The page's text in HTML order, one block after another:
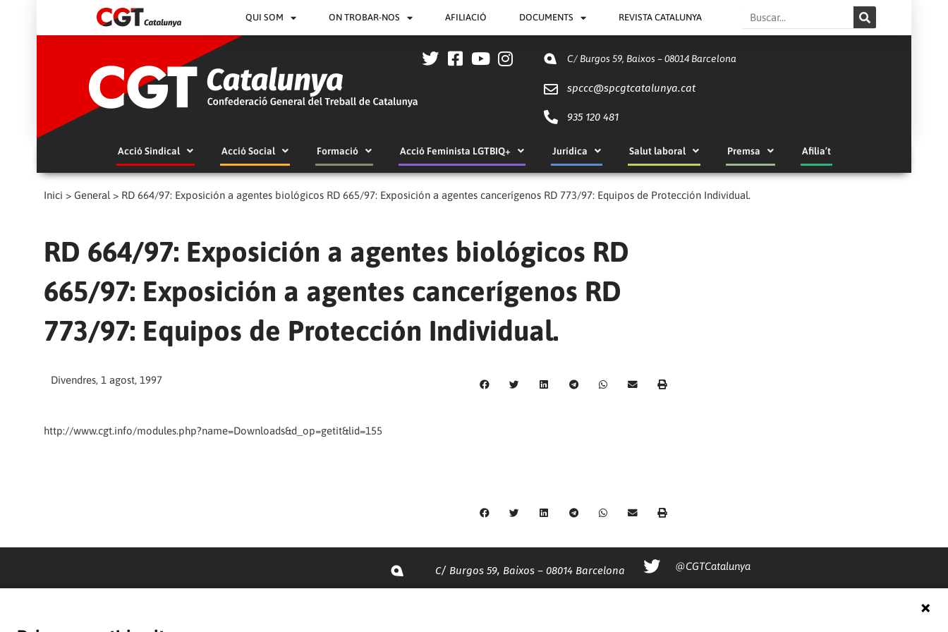
QUI SOM ON TROBAR-NOS AFILIACIÓ DOCUMENTS REVISTA CATALUNYA Search
C/ Burgos 59, Baixos – 08014 Barcelona
spccc@spcgtcatalunya.cat
935 120 481
Acció Sindical Acció Social Formació Acció Feminista LGTBIQ+ Jurídica Salut laboral Premsa Afilia’t
Inici > General > RD 664/97: Exposición a agentes biológicos RD 665/97: Exposición a agentes cancerígenos RD 773/97: Equipos de Protección Individual.
RD 664/97: Exposición a agentes biológicos RD
665/97: Exposición a agentes cancerígenos RD
773/97: Equipos de Protección Individual.
Divendres, 1 agost, 1997
http://www.cgt.info/modules.php?name=Downloads&d_op=getit&lid=155
C/ Burgos 59, Baixos – 08014 Barcelona @CGTCatalunya